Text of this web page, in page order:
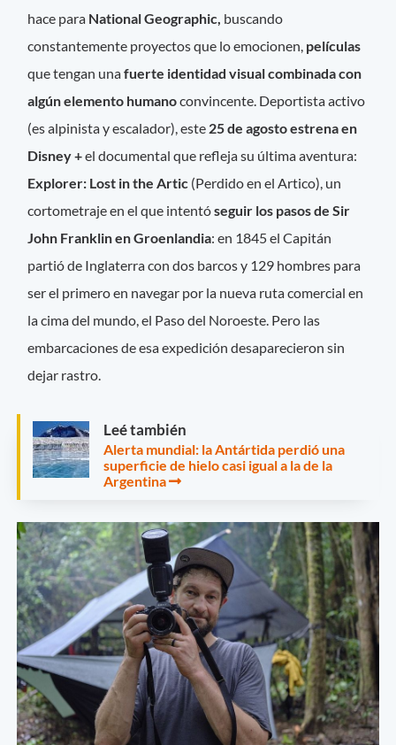
hace para National Geographic, buscando
constantemente proyectos que lo emocionen, películas
que tengan unafuerte identidad visual combinada con
algún elemento humanoconvincente. Deportista activo
(es alpinista y escalador), este 25 de agosto estrena en
Disney +el documental que refleja su última aventura:
Explorer: Lost in the Artic (Perdido en el Artico), un
cortometraje en el que intentóseguir los pasos de Sir
John Franklin en Groenlandia: en 1845 el Capitán
partió de Inglaterra con dos barcos y 129 hombres para
ser el primero en navegar por la nueva ruta comercial en
la cima del mundo, el Paso del Noroeste. Pero las
embarcaciones de esa expedición desaparecieron sin
dejar rastro.
Leé también
Alerta mundial: la Antártida perdió una
superficie de hielo casi igual a la de la
Argentina